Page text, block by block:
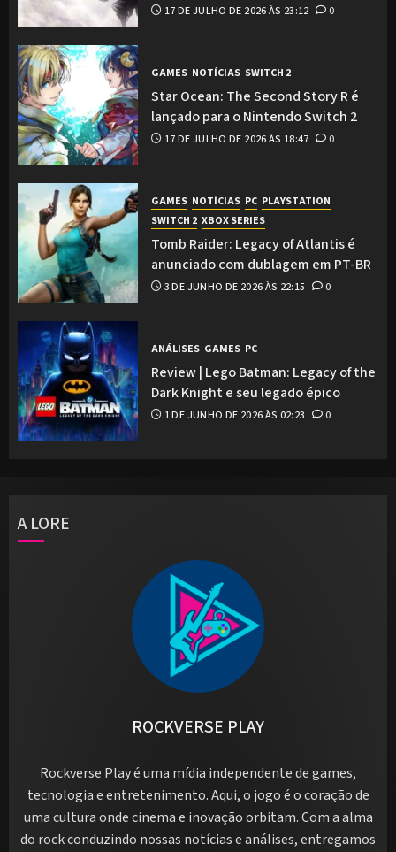
17 DE JULHO DE 2026 ÀS 23:12 0
GAMES NOTÍCIAS SWITCH 2
Star Ocean: The Second Story R é
lançado para o Nintendo Switch 2
17 DE JULHO DE 2026 ÀS 18:47 0
GAMES NOTÍCIAS PC PLAYSTATION
SWITCH 2 XBOX SERIES
Tomb Raider: Legacy of Atlantis é
anunciado com dublagem em PT-BR
3 DE JUNHO DE 2026 ÀS 22:15 0
ANÁLISES GAMES PC
Review | Lego Batman: Legacy of the
Dark Knight e seu legado épico
1 DE JUNHO DE 2026 ÀS 02:23 0
A LORE
ROCKVERSE PLAY
Rockverse Play é uma mídia independente de games,
tecnologia e entretenimento. Aqui, o jogo é o coração de
uma cultura onde cinema e inovação orbitam. Com a alma
do rock conduzindo nossas notícias e análises, entregamos